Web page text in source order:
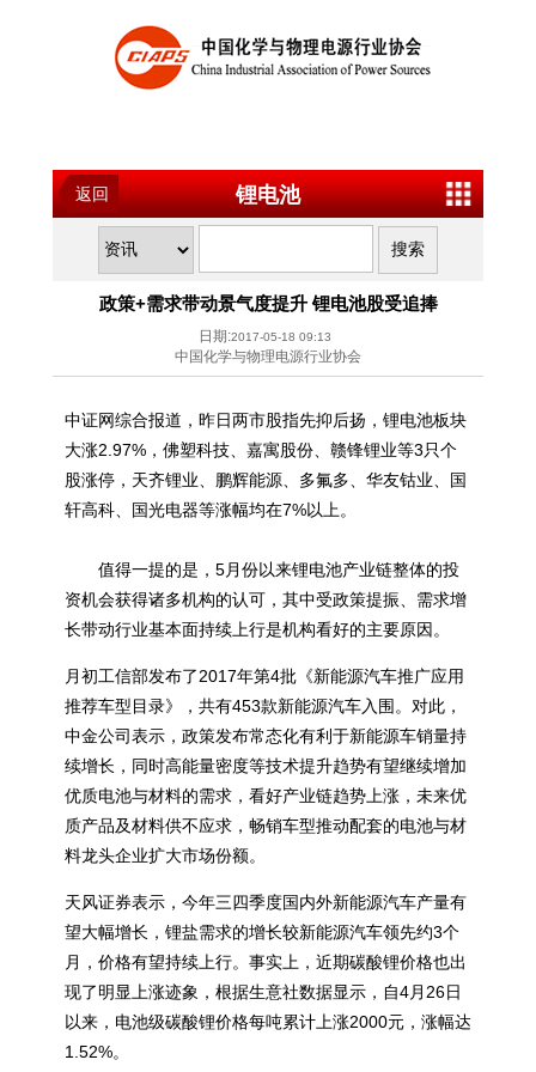
返回 锂电池
政策+需求带动景气度提升 锂电池股受追捧
日期:2017-05-18 09:13
中国化学与物理电源行业协会
中证网综合报道，昨日两市股指先抑后扬，锂电池板块
大涨2.97%，佛塑科技、嘉寓股份、赣锋锂业等3只个
股涨停，天齐锂业、鹏辉能源、多氟多、华友钴业、国
轩高科、国光电器等涨幅均在7%以上。
值得一提的是，5月份以来锂电池产业链整体的投
资机会获得诸多机构的认可，其中受政策提振、需求增
长带动行业基本面持续上行是机构看好的主要原因。
月初工信部发布了2017年第4批《新能源汽车推广应用
推荐车型目录》，共有453款新能源汽车入围。对此，
中金公司表示，政策发布常态化有利于新能源车销量持
续增长，同时高能量密度等技术提升趋势有望继续增加
优质电池与材料的需求，看好产业链趋势上涨，未来优
质产品及材料供不应求，畅销车型推动配套的电池与材
料龙头企业扩大市场份额。
天风证券表示，今年三四季度国内外新能源汽车产量有
望大幅增长，锂盐需求的增长较新能源汽车领先约3个
月，价格有望持续上行。事实上，近期碳酸锂价格也出
现了明显上涨迹象，根据生意社数据显示，自4月26日
以来，电池级碳酸锂价格每吨累计上涨2000元，涨幅达
1.52%。